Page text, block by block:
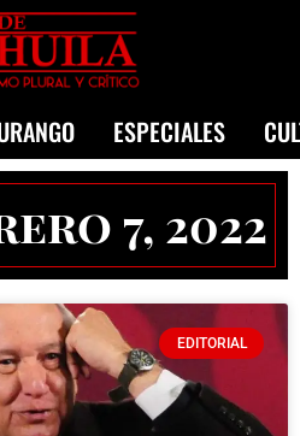
ESPECIALES
7, 2022
EDITORIAL